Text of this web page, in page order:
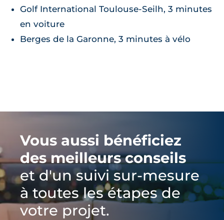
Golf International Toulouse-Seilh, 3 minutes
en voiture
Berges de la Garonne, 3 minutes à vélo
Vous aussi bénéficiez
des meilleurs conseils
et d'un suivi sur-mesure
à toutes les étapes de
votre projet.